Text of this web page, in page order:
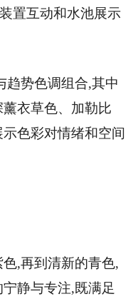
置互动和水池展示
趋势色调组合,其中
衣草色、加勒比
色彩对情绪和空间
,再到清新的青色,
静与专注,既满足